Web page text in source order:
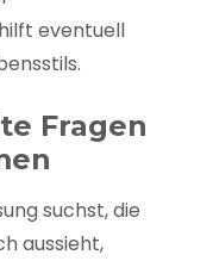
eventuell
Fragen
suchst, die
aussieht,